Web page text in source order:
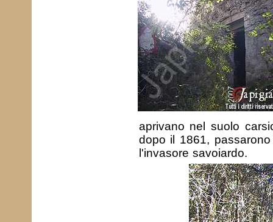
aprivano nel suolo
dopo il 1861,
l'invasore savoiardo.